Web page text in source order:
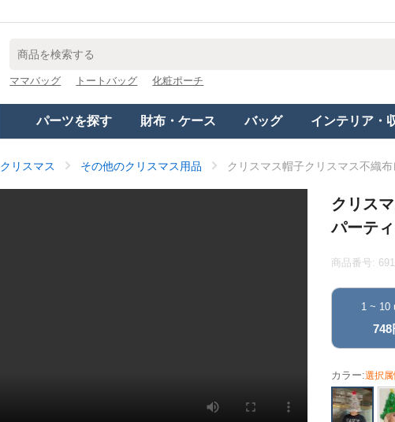
ママバッグ トートバッグ 化粧ポーチ
パーツを探す 財布・ケース バッグ インテリア・
クリスマス その他のクリスマス用品 クリスマス帽子クリスマス不織
クリス
パーテ
商品番号:
1 ~ 10
748
カラー:選択